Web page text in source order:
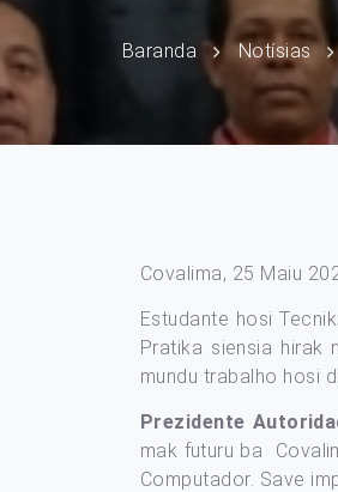
Baranda Notísias
Covalima, 25 Maiu
Estudante hosi
Pratika siensia hirak
mundu trabalho hosi
Prezidente
mak futuru ba
Computador. Save